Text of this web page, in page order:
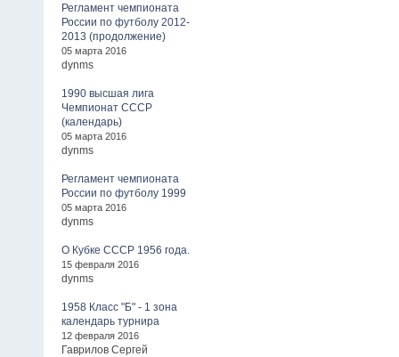
Регламент чемпионата
России по футболу 2012-
2013 (продолжение)
05 марта 2016
dynms
1990 высшая лига
Чемпионат СССР
(календарь)
05 марта 2016
dynms
Регламент чемпионата
России по футболу 1999
05 марта 2016
dynms
О Кубке СССР 1956 года.
15 февраля 2016
dynms
1958 Класс "Б" - 1 зона
календарь турнира
12 февраля 2016
Гаврилов Сергей